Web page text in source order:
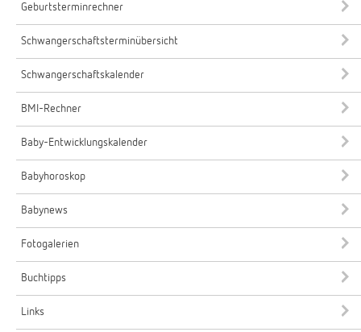
Geburtsterminrechner
Schwangerschaftsterminübersicht
Schwangerschaftskalender
BMI-Rechner
Baby-Entwicklungskalender
Babyhoroskop
Babynews
Fotogalerien
Buchtipps
Links